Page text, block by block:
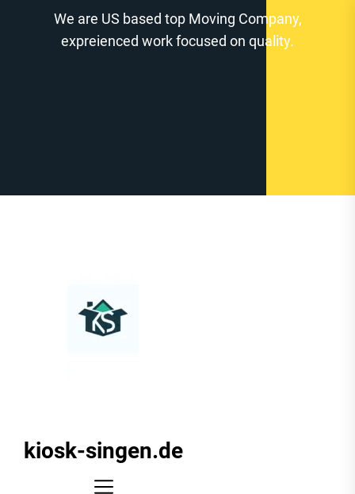
We are US based top Moving Company,
expreienced work focused on quality.
kiosk-
kiosk-singen.de